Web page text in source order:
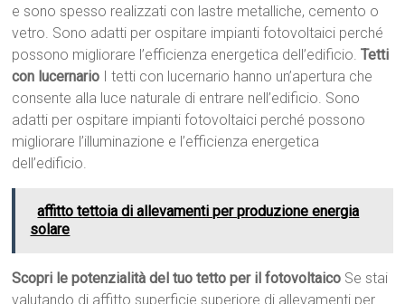
e sono spesso realizzati con lastre metalliche, cemento o
vetro. Sono adatti per ospitare impianti fotovoltaici perché
possono migliorare l’efficienza energetica dell’edificio.Tetti
con lucernario I tetti con lucernario hanno un’apertura che
consente alla luce naturale di entrare nell’edificio. Sono
adatti per ospitare impianti fotovoltaici perché possono
migliorare l’illuminazione e l’efficienza energetica
dell’edificio.
affitto tettoia di allevamenti per produzione energia
solare
Scopri le potenzialità del tuo tetto per il fotovoltaico Se stai
valutando di affitto superficie superiore di allevamenti per